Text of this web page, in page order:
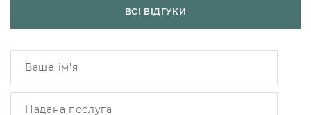
ВСІ ВІДГУКИ